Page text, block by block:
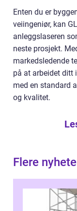
Enten du er
veiingeniør, kan
anleggslaseren
neste prosjekt.
markedsledende
på at arbeidet ditt
med en standard
og kvalitet.
Flere